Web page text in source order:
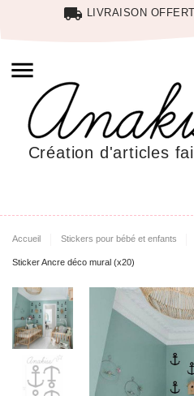
local_shipping LIVRAISON

Création d'articles
Accueil Stickers pour bébé et enfants
Sticker Ancre déco mural (x20)